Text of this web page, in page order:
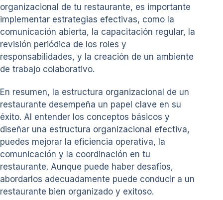
organizacional de tu restaurante, es importante
implementar estrategias efectivas, como la
comunicación abierta, la capacitación regular, la
revisión periódica de los roles y
responsabilidades, y la creación de un ambiente
de trabajo colaborativo.
En resumen, la estructura organizacional de un
restaurante desempeña un papel clave en su
éxito. Al entender los conceptos básicos y
diseñar una estructura organizacional efectiva,
puedes mejorar la eficiencia operativa, la
comunicación y la coordinación en tu
restaurante. Aunque puede haber desafíos,
abordarlos adecuadamente puede conducir a un
restaurante bien organizado y exitoso.